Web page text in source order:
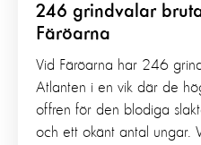
246 grindvalar
Färöarna
Vid Färöarna har 246
Atlanten i en vik där de
offren för den blodiga
och ett okänt antal ungar.